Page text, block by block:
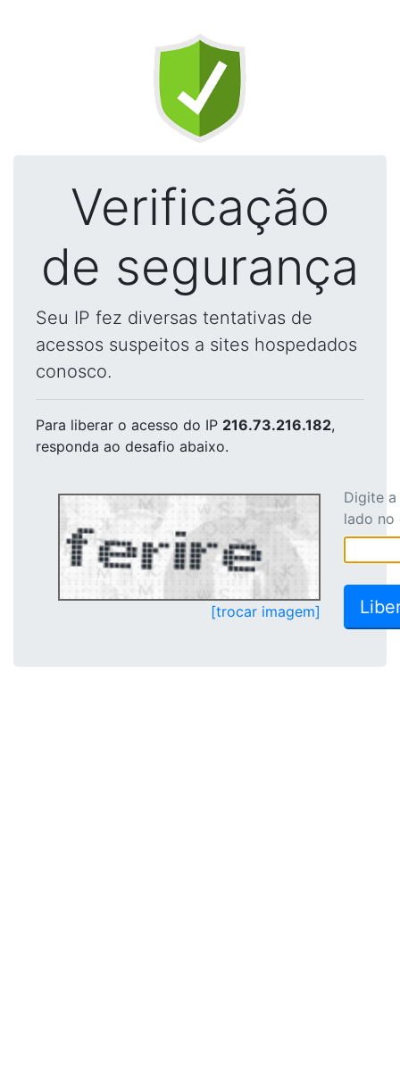
Verificação
de segurança
Seu IP fez diversas tentativas de
acessos suspeitos a sites hospedados
conosco.
Para liberar o acesso do IP 216.73.216.182,
responda ao desafio abaixo.
[trocar imagem]
Digite
lado no